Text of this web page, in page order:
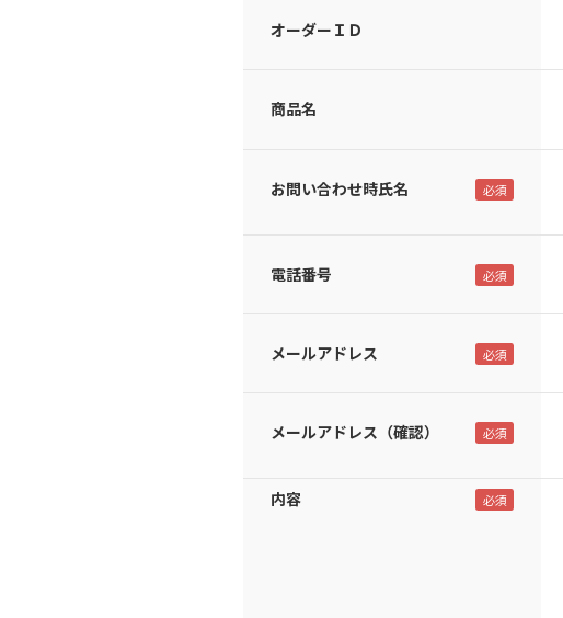
オーダーＩＤ
商品名
お問い合わせ時氏名
電話番号
メールアドレス
メールアドレス（確認）
内容